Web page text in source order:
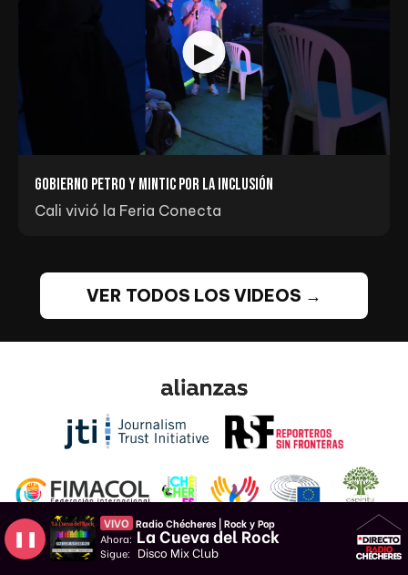
Gobierno Petro y MINTIC por la inclusión
Cali vivió la Feria Conecta
VER TODOS LOS VIDEOS →
VIVO Radio Chécheres | Rock y Pop
Ahora: La Cueva del Rock
Sigue: Disco Mix Club